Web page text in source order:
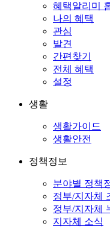
혜택알리미
나의 혜택
관심
발견
간편찾기
전체 혜택
설정
생활
생활가이드
생활안전
정책정보
분야별 정책
정부/지자체
정부/지자체
지자체 소식